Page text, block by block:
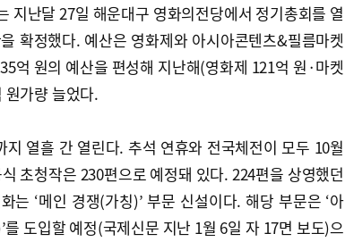
지난달 27일 해운대구 영화의전당에서 정기총회를 열
확정했다. 예산은 영화제와 아시아콘텐츠&필름마켓
억 원의 예산을 편성해 지난해(영화제 121억 원·마켓
가량 늘었다.
열흘 간 열린다. 추석 연휴와 전국체전이 모두 10월
초청작은 230편으로 예정돼 있다. 224편을 상영했던
는 ‘메인 경쟁(가칭)’ 부문 신설이다. 해당 부문은 ‘아
도입할 예정(국제신문 지난 1월 6일 자 17면 보도)으